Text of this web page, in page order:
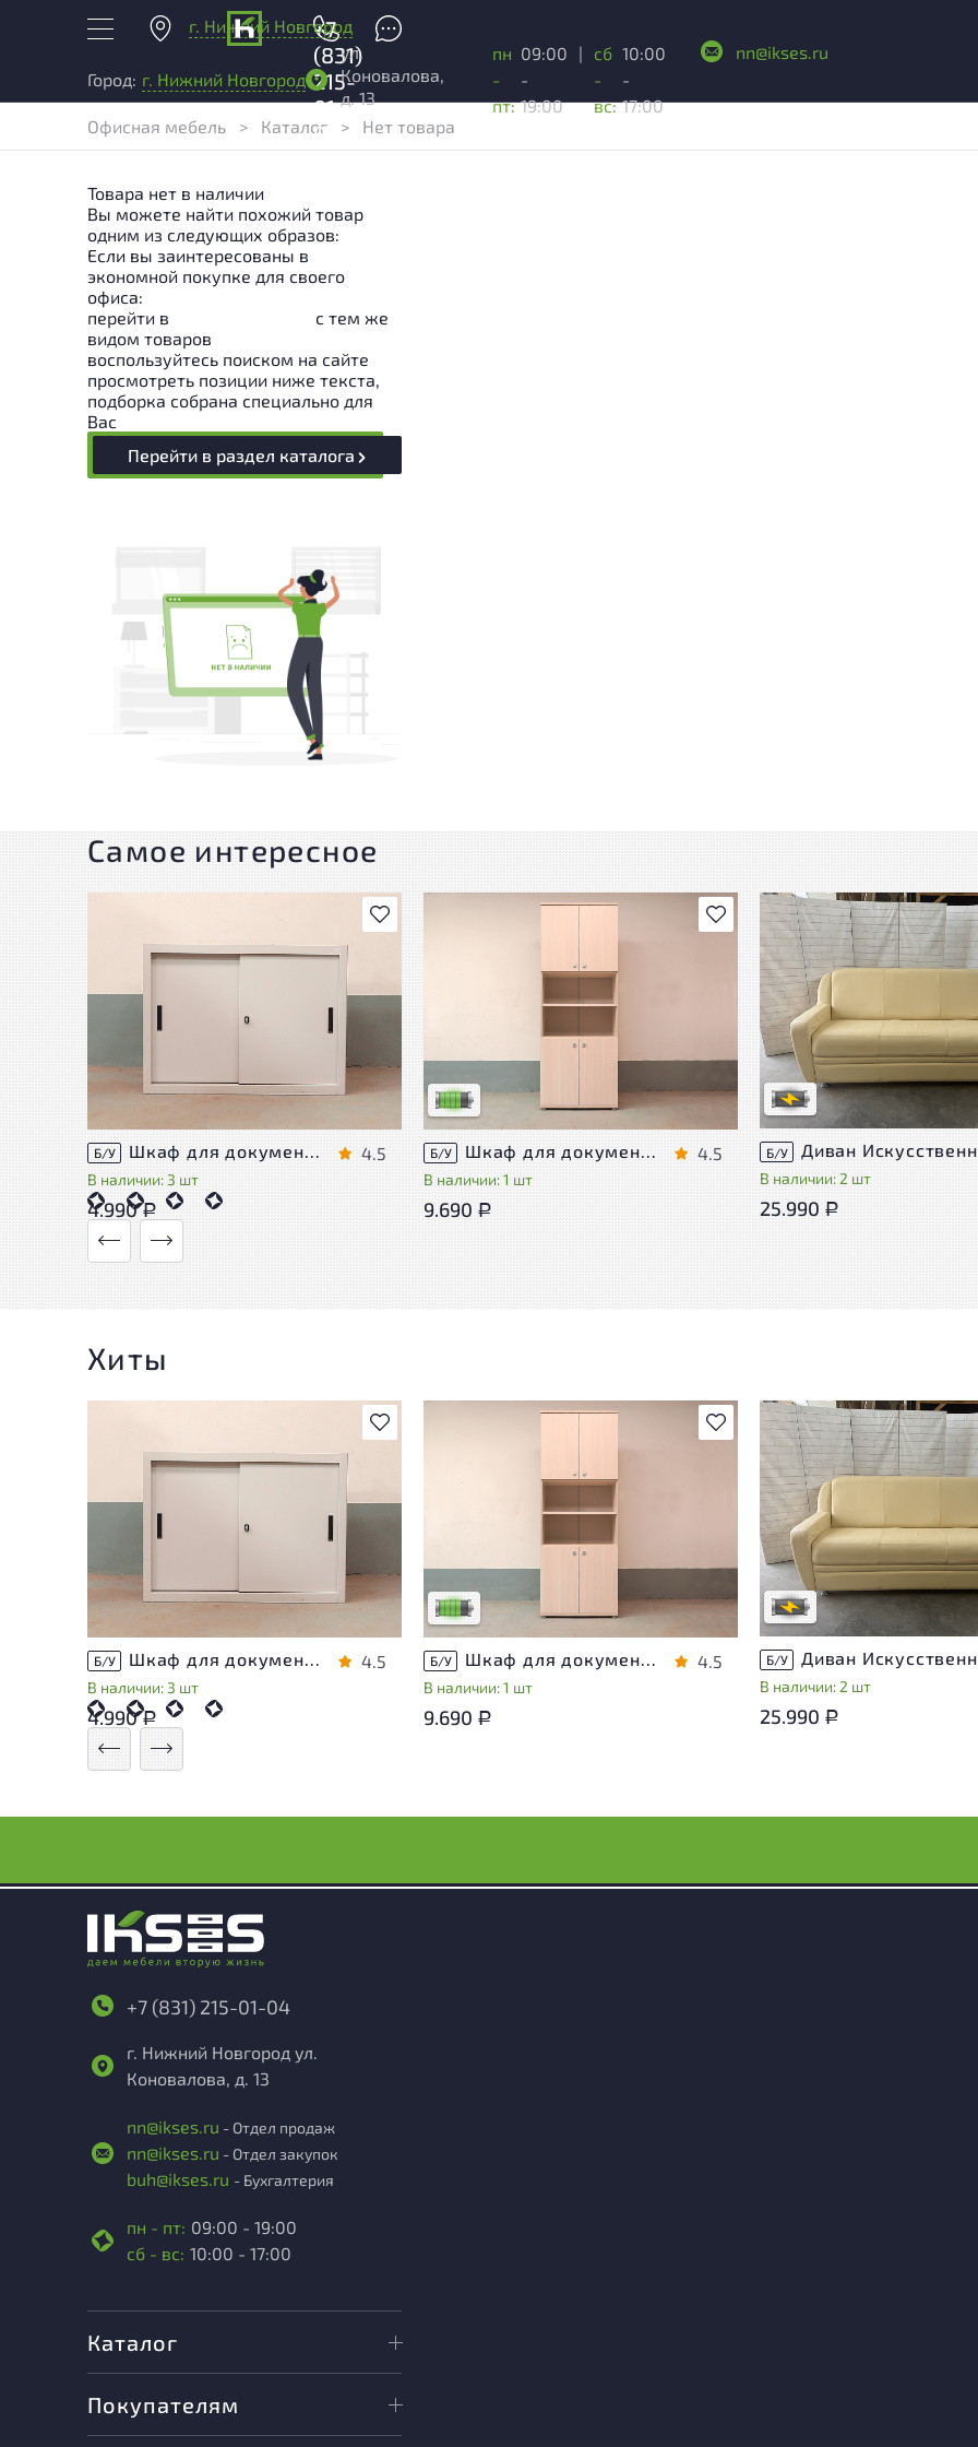
г. Нижний Новгород
+7
(831)
215-
01-
04
Город: г. Нижний Новгород
ул.
Коновалова,
д. 13
пн
-
пт:
09:00
-
19:00
|
сб
-
вс:
10:00
-
17:00
nn@ikses.ru
Офисная мебель > Каталог > Нет товара
Товара нет в наличии
Вы можете найти похожий товар
одним из следующих образов:
Если вы заинтересованы в
экономной покупке для своего
офиса:
перейти в
с тем же
видом товаров
воспользуйтесь поиском на сайте
просмотреть позиции ниже текста,
подборка собрана специально для
Вас
Перейти в раздел каталога
Самое интересное
В избранное
Б/У
В наличии: 3 шт
4.5
4.990Р
В избранное
У товара присутствуют незначительные
следы эксплуатации, не влияющие на
удобство его использования
Низкая степень износа
Б/У
В наличии: 1 шт
4.5
9.690 Р
Степень износа находится на
проверки. Вы можете уточнить
дополнительную информацию
сотрудников магазина
В обработке
Б/У
В наличии: 2 шт
25.990 Р
Хиты
В избранное
Б/У
В наличии: 3 шт
4.5
4.990Р
В избранное
У товара присутствуют незначительные
следы эксплуатации, не влияющие на
удобство его использования
Низкая степень износа
Б/У
В наличии: 1 шт
4.5
9.690 Р
Степень износа находится на
проверки. Вы можете уточнить
дополнительную информацию
сотрудников магазина
В обработке
Б/У
В наличии: 2 шт
25.990 Р
+7 (831) 215-01-04
г. Нижний Новгород ул.
Коновалова, д. 13
nn@ikses.ru - Отдел продаж
nn@ikses.ru - Отдел закупок
buh@ikses.ru - Бухгалтерия
пн - пт: 09:00 - 19:00
сб - вс: 10:00 - 17:00
Каталог
Покупателям